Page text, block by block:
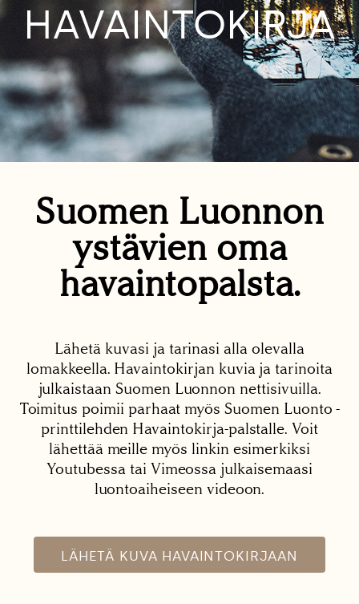
HAVAINTOKIRJA
Suomen Luonnon
ystävien oma
havaintopalsta.
Lähetä kuvasi ja tarinasi alla olevalla
lomakkeella. Havaintokirjan kuvia ja tarinoita
julkaistaan Suomen Luonnon nettisivuilla.
Toimitus poimii parhaat myös Suomen Luonto -
printtilehden Havaintokirja-palstalle. Voit
lähettää meille myös linkin esimerkiksi
Youtubessa tai Vimeossa julkaisemaasi
luontoaiheiseen videoon.
LÄHETÄ KUVA HAVAINTOKIRJAAN